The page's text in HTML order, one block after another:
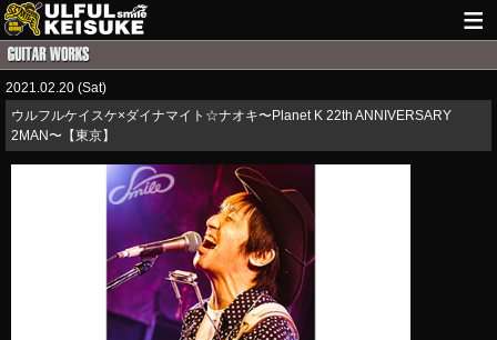
LIVE INFO
GUITAR WORKS
ITEM
MAIL
2021.02.20 (Sat)
ウルフルケイスケ×ダイナマイト☆ナオキ〜Planet K 22th ANNIVERSARY
2MAN〜【東京】